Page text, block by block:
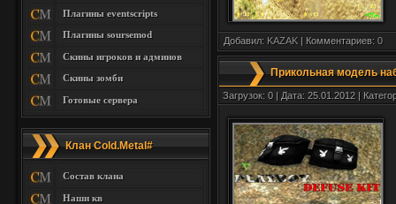
Плагины eventscripts
Плагины soursemod
Скины игроков и админов
Скины зомби
Готовые сервера
Клан Cold.Metal#
Состав клана
Наши кв
Добавил: KAZAK | Комментариев: 0
Прикольная модель
Загрузок: 0 | Дата: 25.01.2012 |